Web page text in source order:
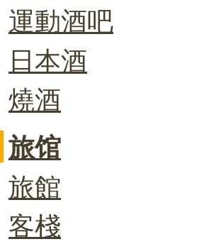
運動酒吧
日本酒
燒酒
旅馆
旅館
客棧